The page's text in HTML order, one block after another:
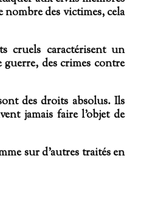
des victimes, cela
cruels caractérisent un
des crimes contre
des droits absolus. Ils
jamais faire l'objet de
sur d’autres traités en